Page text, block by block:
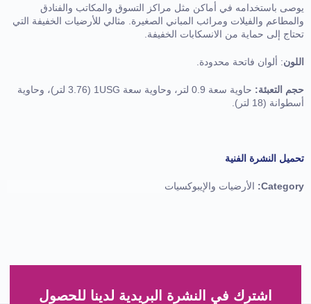
يوصى باستخدامه في أماكن مثل مراكز التسوق والمكاتب والفنادق
والمطاعم والفيلات ومرائب المباني الصغيرة. مثالي للأرضيات الخفيفة التي
تحتاج إلى حماية من الانسكابات الخفيفة.
اللون: ألوان فاتحة محدودة.
حجم التعبئة:
حاوية سعة 0.9 لتر، وحاوية سعة 1USG (3.76 لتر)، وحاوية
أسطوانة (18 لتر).
تحميل النشرة الفنية
Category: الأرضيات والإيبوكسيات
اشترك في النشرة البريدية لدينا للحصول